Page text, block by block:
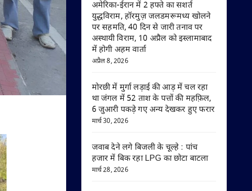
अमेरिका-ईरान में 2 हफ्ते का सशर्त
युद्धविराम, हॉरमुज़ जलडमरूमध्य खोलने
पर सहमति, 40 दिन से जारी तनाव पर
अस्थायी विराम, 10 अप्रैल को इस्लामाबाद
में होगी अहम वार्ता
अप्रैल 8, 2026
मोरछी में मुर्गा लड़ाई की आड़ में चल रहा
था जंगल में 52 ताश के पत्तों की महफ़िल,
6 जुआरी पकड़े गए अन्य देखकर हुए फरार
मार्च 30, 2026
जवाब देने लगे बिजली के चूल्हे : पांच
हजार में बिक रहा LPG का छोटा बाटला
मार्च 28, 2026